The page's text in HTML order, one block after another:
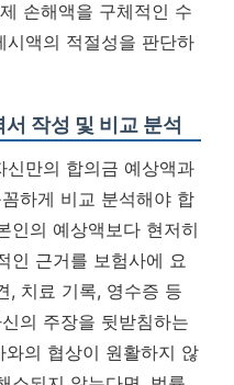
손해액을 구체적인 수
액의 적절성을 판단하
작성 및 비교 분석
만의 합의금 예상액과
하게 비교 분석해야 합
인의 예상액보다 현저히
인 근거를 보험사에 요
, 치료 기록, 영수증 등
의 주장을 뒷받침하는
와의 협상이 원활하지 않